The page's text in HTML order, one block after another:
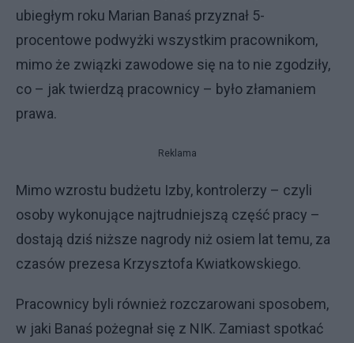
ubiegłym roku Marian Banaś przyznał 5-
procentowe podwyżki wszystkim pracownikom,
mimo że związki zawodowe się na to nie zgodziły,
co – jak twierdzą pracownicy – było złamaniem
prawa.
Reklama
Mimo wzrostu budżetu Izby, kontrolerzy – czyli
osoby wykonujące najtrudniejszą część pracy –
dostają dziś niższe nagrody niż osiem lat temu, za
czasów prezesa Krzysztofa Kwiatkowskiego.
Pracownicy byli również rozczarowani sposobem,
w jaki Banaś pożegnał się z NIK. Zamiast spotkać